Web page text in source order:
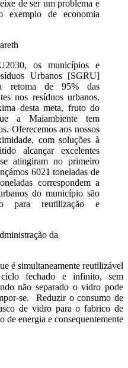
de ser um problema e
exemplo de economia
os municípios e
Urbanos [SGRU]
retoma de 95% das
nos resíduos urbanos.
desta meta, fruto do
a Maiambiente tem
Oferecemos aos nossos
com soluções à
alcançar excelentes
atingiram no primeiro
6021 toneladas de
correspondem a
do município são
para reutilização e
da
é simultaneamente reutilizável
fechado e infinito, sem
não separado o vidro pode
se. Reduzir o consumo de
de vidro para o fabrico de
de energia e consequentemente